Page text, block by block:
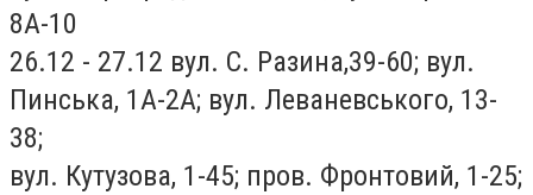
8А-10
26.12 - 27.12 вул. С. Разина,39-60; вул.
Пинська, 1А-2А; вул. Леваневського, 13-
38;
вул. Кутузова, 1-45; пров. Фронтовий, 1-25;